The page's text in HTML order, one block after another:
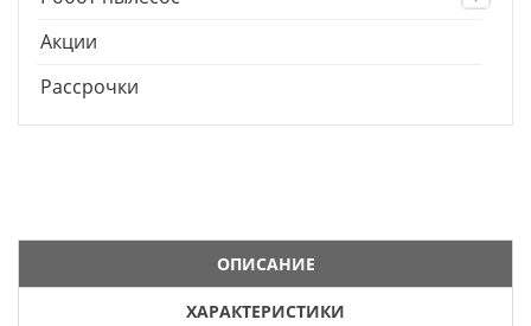
Акции
Рассрочки
ОПИСАНИЕ
ХАРАКТЕРИСТИКИ